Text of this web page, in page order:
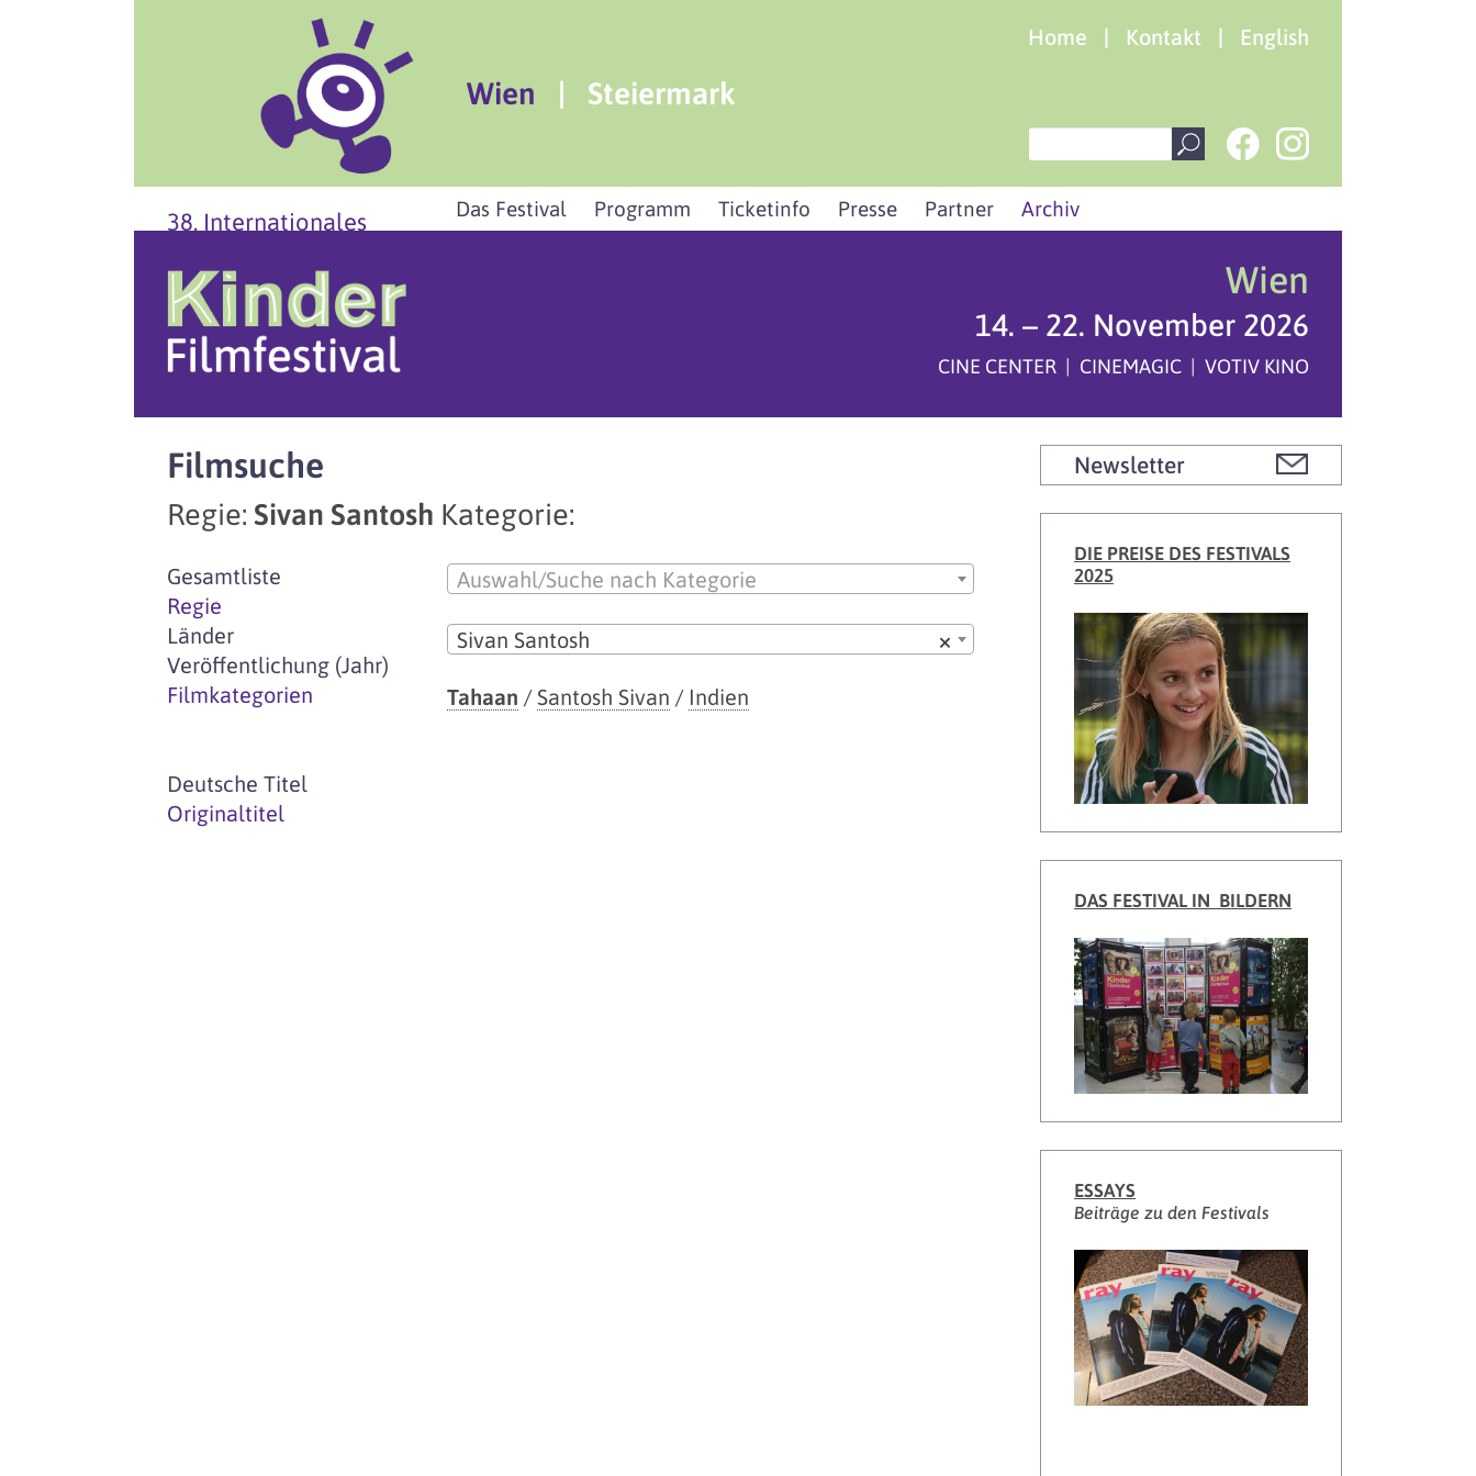
Home | Kontakt | English
Wien | Steiermark
38. Internationales Das Festival Programm Ticketinfo Presse Partner Archiv
Wien
14. – 22. November 2026
CINE CENTER | CINEMAGIC | VOTIV KINO
Filmsuche
Regie: Sivan Santosh Kategorie:
Gesamtliste
Regie
Länder
Veröffentlichung (Jahr)
Filmkategorien
Deutsche Titel
Originaltitel
Auswahl/Suche nach Kategorie
×
Sivan Santosh
Tahaan / Santosh Sivan / Indien
Newsletter
DIE PREISE DES FESTIVALS
2025
DAS FESTIVAL IN BILDERN
ESSAYS
Beiträge zu den Festivals